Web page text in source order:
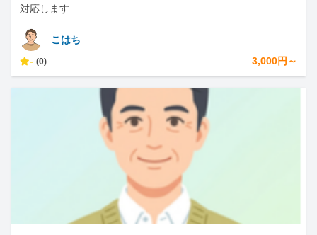
対応します
こはち
- (0) 3,000円～